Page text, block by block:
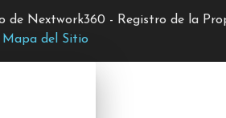
de Nextwork360 - Registro de la
Mapa del Sitio